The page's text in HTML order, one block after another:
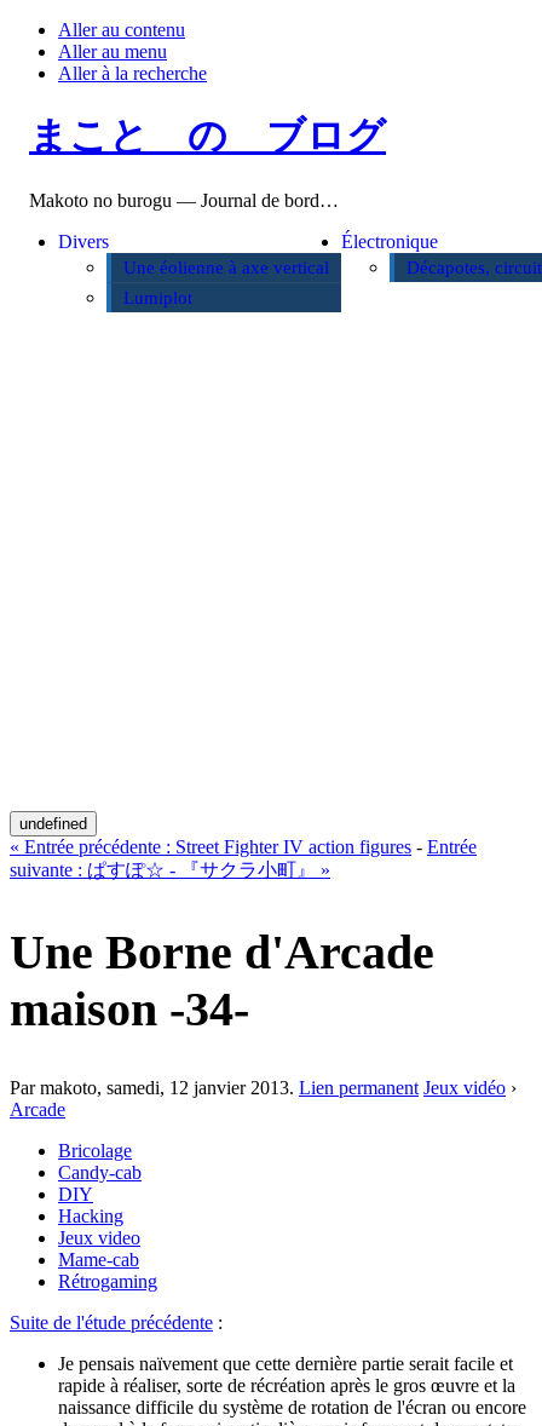
Aller au contenu
Aller au menu
Aller à la recherche
まこと の ブログ
Makoto no burogu — Journal de bord…
Divers
Une éolienne à axe vertical
Lumiplot
Électronique
Décapotes,
undefined
« Entrée précédente : Street Fighter IV action figures - Entrée
suivante : ぱすぽ☆ - 『サクラ小町』 »
Une Borne d'Arcade
maison -34-
Par makoto, samedi, 12 janvier 2013. Lien permanent Jeux vidéo ›
Arcade
Bricolage
Candy-cab
DIY
Hacking
Jeux video
Mame-cab
Rétrogaming
Suite de l'étude précédente :
Je pensais naïvement que cette dernière partie serait facile et
rapide à réaliser, sorte de récréation après le gros œuvre et la
naissance difficile du système de rotation de l'écran ou encore